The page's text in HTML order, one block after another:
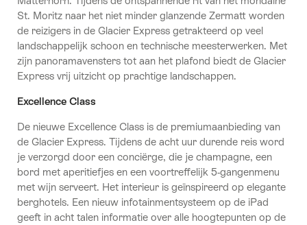
St. Moritz naar het niet minder glanzende Zermatt worden
de reizigers in de Glacier Express getrakteerd op veel
landschappelijk schoon en technische meesterwerken. Met
zijn panoramavensters tot aan het plafond biedt de Glacier
Express vrij uitzicht op prachtige landschappen.
Excellence Class
De nieuwe Excellence Class is de premiumaanbieding van
de Glacier Express. Tijdens de acht uur durende reis word
je verzorgd door een conciërge, die je champagne, een
bord met aperitiefjes en een voortreffelijk 5-gangenmenu
met wijn serveert. Het interieur is geïnspireerd op elegante
berghotels. Een nieuw infotainmentsysteem op de iPad
geeft in acht talen informatie over alle hoogtepunten op de